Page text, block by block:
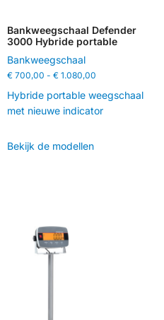
Bankweegschaal Defender
3000 Hybride portable
Bankweegschaal
€ 700,00 - € 1.080,00
Hybride portable weegschaal
met nieuwe indicator
Bekijk de modellen